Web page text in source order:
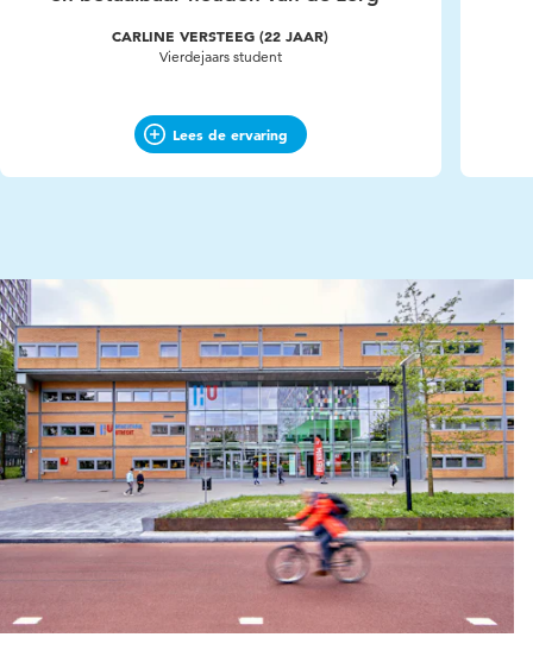
CARLINE VERSTEEG (22 JAAR)
Vierdejaars student
Lees de ervaring